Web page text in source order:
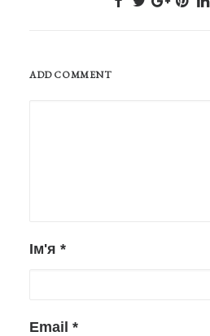
ADD COMMENT
Ім'я *
Email *